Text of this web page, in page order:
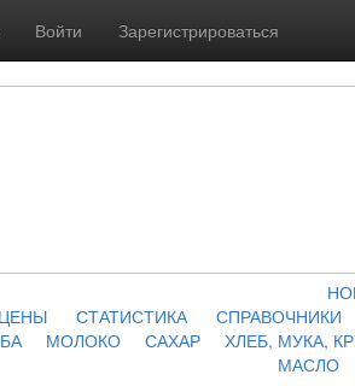
Войти Зарегистрироваться
ЦЕНЫ СТАТИСТИКА
СПРАВОЧНИКИ
МОЛОКО САХАР
ХЛЕБ, МУКА,
МАСЛО